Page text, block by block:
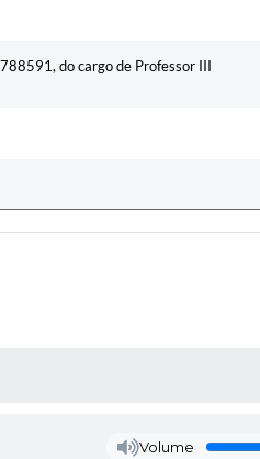
do cargo de Professor III
Volume